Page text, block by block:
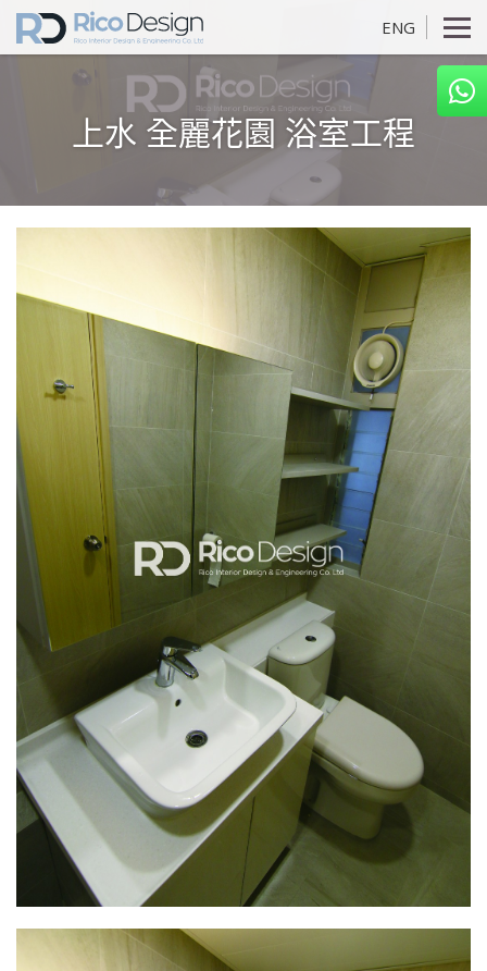
ENG
上水 全麗花園 浴室工程